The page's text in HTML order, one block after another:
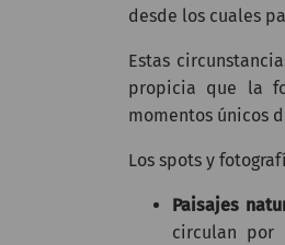
desde los cuales
Estas
propicia que la
momentos únicos
Los spots y
Paisajes
circulan por